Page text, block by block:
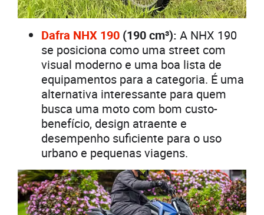
Dafra NHX 190 (190 cm³): A NHX 190
se posiciona como uma street com
visual moderno e uma boa lista de
equipamentos para a categoria. É uma
alternativa interessante para quem
busca uma moto com bom custo-
benefício, design atraente e
desempenho suficiente para o uso
urbano e pequenas viagens.